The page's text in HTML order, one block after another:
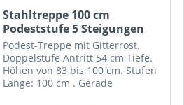
Stahltreppe 100 cm
Podeststufe 5 Steigungen
bis...
Podest-Treppe mit Gitterrost.
Doppelstufe Antritt 54 cm Tiefe.
Höhen von 83 bis 100 cm. Stufen
Länge: 100 cm . Gerade